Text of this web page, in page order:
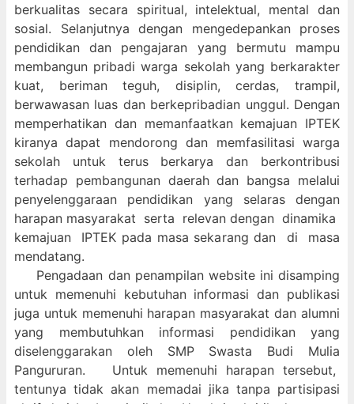
berkualitas secara spiritual, intelektual, mental dan
sosial. Selanjutnya dengan mengedepankan proses
pendidikan dan pengajaran yang bermutu mampu
membangun pribadi warga sekolah yang berkarakter
kuat, beriman teguh, disiplin, cerdas, trampil,
berwawasan luas dan berkepribadian unggul. Dengan
memperhatikan dan memanfaatkan kemajuan IPTEK
kiranya dapat mendorong dan memfasilitasi warga
sekolah untuk terus berkarya dan berkontribusi
terhadap pembangunan daerah dan bangsa melalui
penyelenggaraan pendidikan yang selaras dengan
harapan masyarakat serta relevan dengan dinamika
kemajuan IPTEK pada masa sekarang dan di masa
mendatang.
Pengadaan dan penampilan website ini disamping
untuk memenuhi kebutuhan informasi dan publikasi
juga untuk memenuhi harapan masyarakat dan alumni
yang membutuhkan informasi pendidikan yang
diselenggarakan oleh SMP Swasta Budi Mulia
Pangururan. Untuk memenuhi harapan tersebut,
tentunya tidak akan memadai jika tanpa partisipasi